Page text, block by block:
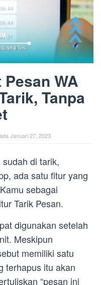
WA
Tanpa
Januari 27, 2023
di tarik,
ada satu fitur yang
sebagai
Tarik Pesan.
digunakan setelah
Meskipun
memiliki satu
terhapus itu akan
“pesan ini